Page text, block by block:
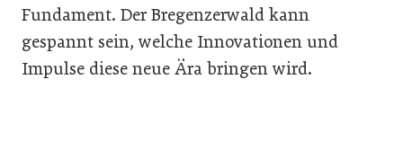
Fundament. Der Bregenzerwald kann
gespannt sein, welche Innovationen und
Impulse diese neue Ära bringen wird.